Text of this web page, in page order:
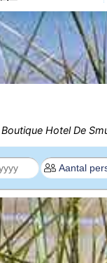
Boutique Hotel De